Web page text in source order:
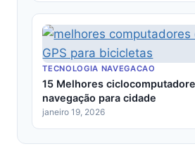
TECNOLOGIA NAVEGACAO
15 Melhores
navegação para cidade
janeiro 19, 2026